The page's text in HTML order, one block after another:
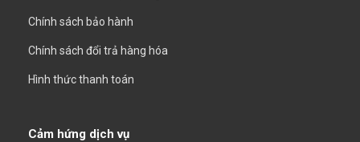
Chính sách bảo hành
Chính sách đổi trả hàng hóa
Hình thức thanh toán
Cảm hứng dịch vụ